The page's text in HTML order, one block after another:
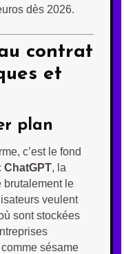
dès 2026.
contrat
et
plan
c’est le fond
ChatGPT, la
brutalement le
veulent
sont stockées
sésame